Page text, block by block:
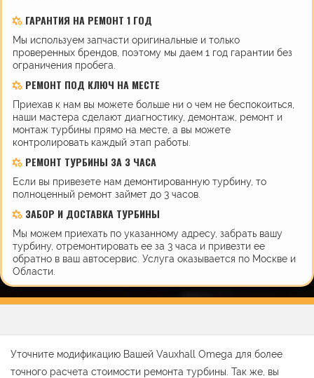
ГАРАНТИЯ НА РЕМОНТ 1 ГОД
Мы используем запчасти оригинальные и только
проверенных брендов, поэтому мы даем 1 год гарантии без
ограничения пробега.
РЕМОНТ ПОД КЛЮЧ НА МЕСТЕ
Приехав к нам вы можете больше ни о чем не беспокоиться,
наши мастера сделают диагностику, демонтаж, ремонт и
монтаж турбины прямо на месте, а вы можете
контролировать каждый этап работы.
РЕМОНТ ТУРБИНЫ ЗА 3 ЧАСА
Если вы привезете нам демонтированную турбину, то
полноценный ремонт займет до 3 часов.
ЗАБОР И ДОСТАВКА ТУРБИНЫ
Мы можем приехать по указанному адресу, забрать вашу
турбину, отремонтировать ее за 3 часа и привезти ее
обратно в ваш автосервис. Услуга оказывается по Москве и
Области.
Уточните модификацию Вашей Vauxhall Omega для более
точного расчета стоимости ремонта турбины. Так же, вы